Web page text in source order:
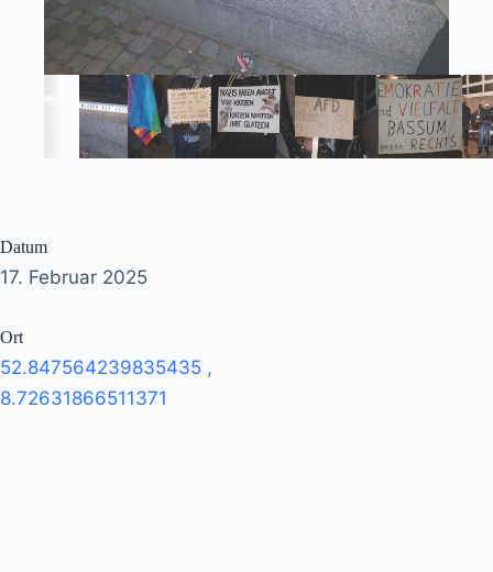
Datum
17. Februar 2025
Ort
52.847564239835435 ,
8.72631866511371